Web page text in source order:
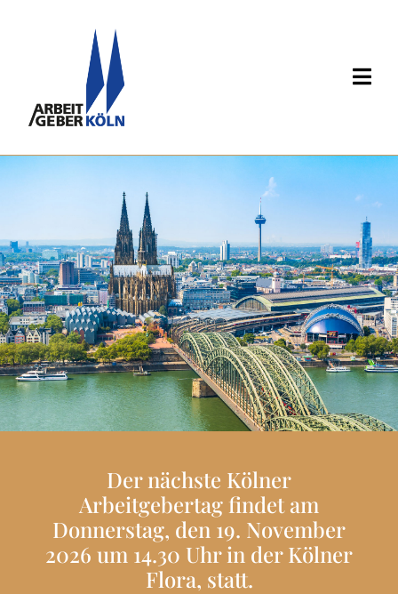
Der nächste Kölner
Arbeitgebertag findet am
Donnerstag, den 19. November
2026 um 14.30 Uhr in der Kölner
Flora, statt.